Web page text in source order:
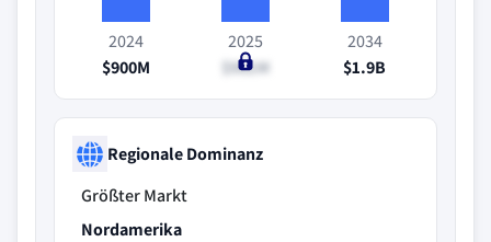
2024
$900M
2025
$981M
2034
$1.9B
Regionale Dominanz
Größter Markt
Nordamerika